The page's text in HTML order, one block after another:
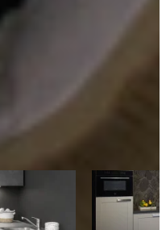
grote pannen,
is in één beweging
showrooms!
die aansluiten bij uw
opgeleide keuken experts.
deze
Jubileum
Landelijke